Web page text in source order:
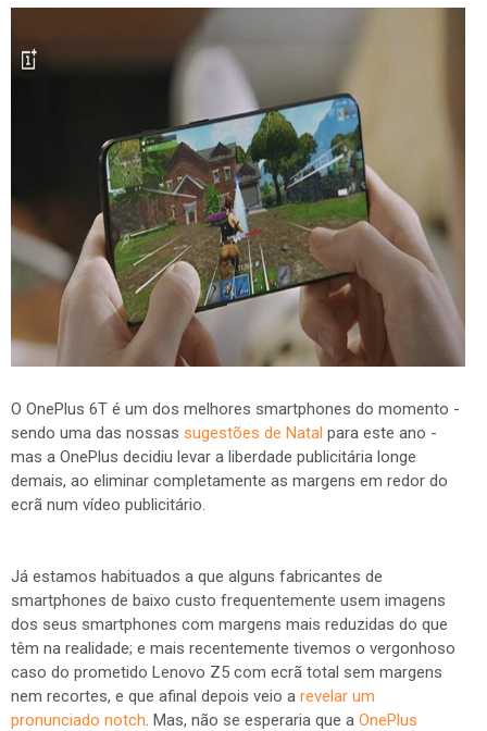
O OnePlus 6T é um dos melhores smartphones do momento -
sendo uma das nossas sugestões de Natal para este ano -
mas a OnePlus decidiu levar a liberdade publicitária longe
demais, ao eliminar completamente as margens em redor do
ecrã num vídeo publicitário.
Já estamos habituados a que alguns fabricantes de
smartphones de baixo custo frequentemente usem imagens
dos seus smartphones com margens mais reduzidas do que
têm na realidade; e mais recentemente tivemos o vergonhoso
caso do prometido Lenovo Z5 com ecrã total sem margens
nem recortes, e que afinal depois veio a revelar um
pronunciado notch. Mas, não se esperaria que a OnePlus